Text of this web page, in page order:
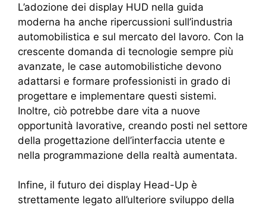
L’adozione dei display HUD nella guida
moderna ha anche ripercussioni sull’industria
automobilistica e sul mercato del lavoro. Con la
crescente domanda di tecnologie sempre più
avanzate, le case automobilistiche devono
adattarsi e formare professionisti in grado di
progettare e implementare questi sistemi.
Inoltre, ciò potrebbe dare vita a nuove
opportunità lavorative, creando posti nel settore
della progettazione dell’interfaccia utente e
nella programmazione della realtà aumentata.
Infine, il futuro dei display Head-Up è
strettamente legato all’ulteriore sviluppo della